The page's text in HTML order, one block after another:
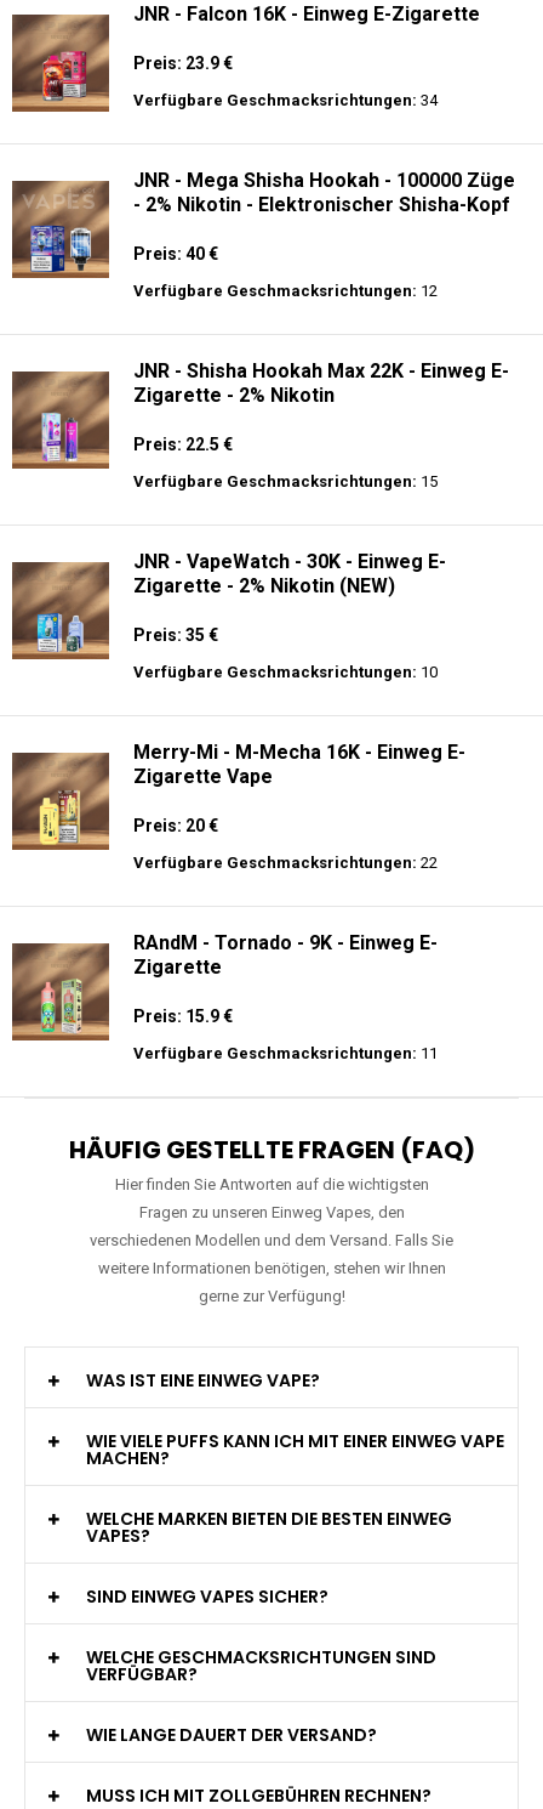
JNR - Falcon 16K - Einweg E-Zigarette
Preis: 23.9 €
Verfügbare Geschmacksrichtungen: 34
JNR - Mega Shisha Hookah - 100000 Züge
- 2% Nikotin - Elektronischer Shisha-Kopf
Preis: 40 €
Verfügbare Geschmacksrichtungen: 12
JNR - Shisha Hookah Max 22K - Einweg E-
Zigarette - 2% Nikotin
Preis: 22.5 €
Verfügbare Geschmacksrichtungen: 15
JNR - VapeWatch - 30K - Einweg E-
Zigarette - 2% Nikotin (NEW)
Preis: 35 €
Verfügbare Geschmacksrichtungen: 10
Merry-Mi - M-Mecha 16K - Einweg E-
Zigarette Vape
Preis: 20 €
Verfügbare Geschmacksrichtungen: 22
RAndM - Tornado - 9K - Einweg E-
Zigarette
Preis: 15.9 €
Verfügbare Geschmacksrichtungen: 11
HÄUFIG GESTELLTE FRAGEN (FAQ)
Hier finden Sie Antworten auf die wichtigsten
Fragen zu unseren Einweg Vapes, den
verschiedenen Modellen und dem Versand. Falls Sie
weitere Informationen benötigen, stehen wir Ihnen
gerne zur Verfügung!
WAS IST EINE EINWEG VAPE?
WIE VIELE PUFFS KANN ICH MIT EINER EINWEG VAPE
MACHEN?
WELCHE MARKEN BIETEN DIE BESTEN EINWEG
VAPES?
SIND EINWEG VAPES SICHER?
WELCHE GESCHMACKSRICHTUNGEN SIND
VERFÜGBAR?
WIE LANGE DAUERT DER VERSAND?
MUSS ICH MIT ZOLLGEBÜHREN RECHNEN?